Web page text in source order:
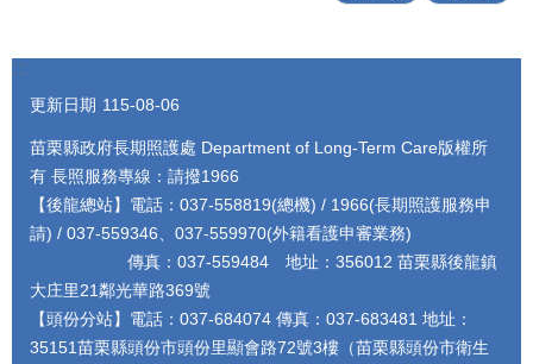
:::
更新日期 115-08-06
苗栗縣政府長期照護處 Department of Long-Term Care版權所
有 長照服務專線：請撥1966
【後龍總站】電話：037-558819(總機) / 1966(長期照護服務申
請) / 037-559346、037-559970(外籍看護申審業務)
傳真：037-559484 地址：356012 苗栗縣後龍鎮
大庄里21鄰光華路369號
【頭份分站】電話：037-684074 傳真：037-683481 地址：
35151苗栗縣頭份市頭份里顯會路72號3樓（苗栗縣頭份市衛生